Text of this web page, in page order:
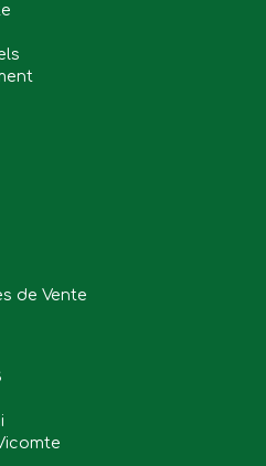
de Vente